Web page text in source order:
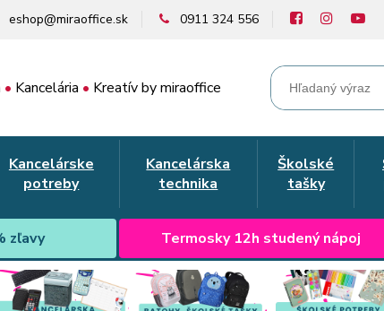
• Kancelária • Kreatív by miraoffice
eshop@miraoffice.sk 0911 324 556
Kancelárske
potreby
Kancelárska
technika
Školské
tašky
zľavy Termosky 12h studený nápoj